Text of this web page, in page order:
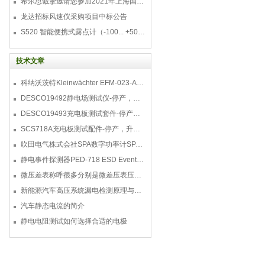
龙达招标风速仪采购项目中标公告
S520 智能便携式露点计（-100... +50 °C TD）
技术文章
科纳沃茨特Kleinwächter EFM-023-AKC静电测试仪套件-EFM023AKC KIT
DESCO19492静电场测试仪-停产，替代型号770716
DESCO19493充电板测试套件-停产，替代型号718+770719
SCS718A充电板测试配件-停产，升级型号770719
吹田电气株式会社SPA数字功率计SPA3000/SPA2000/SPA1000
静电事件探测器PED-718 ESD Event Detector
微压差表称呼很多分别是微差压表压差计微压表
新能源汽车高压系统漏电检测原理与故障检修
汽车静态电流的简介
静电电阻测试如何选择合适的电极